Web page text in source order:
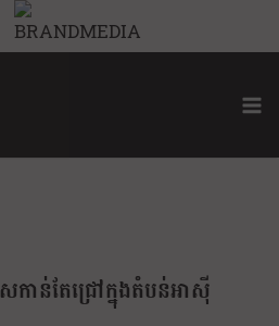
កាន់តែជ្រៅក្នុងតំបន់អាស៊ី